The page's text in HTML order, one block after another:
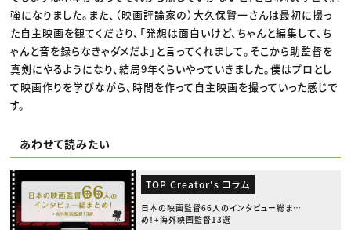
強になりました。また、（映画評論家の）大久保賢一さんは最初に撮っ
た自主映画を観てくださり、「発想は面白いけど、ちゃんと編集して、ち
ゃんと音を録らなきゃダメだよ」と言ってくれまして。そこから助監督を
真剣にやるようになり、結局9年くらいやっていきました。僕はプロとし
て映画作りを学びながら、時間を作って自主映画を撮っていった感じで
す。
あわせて読みたい
TOP Creator's コラム
日本の映画監督66人のインタビュー総まと
め！+海外映画監督13選